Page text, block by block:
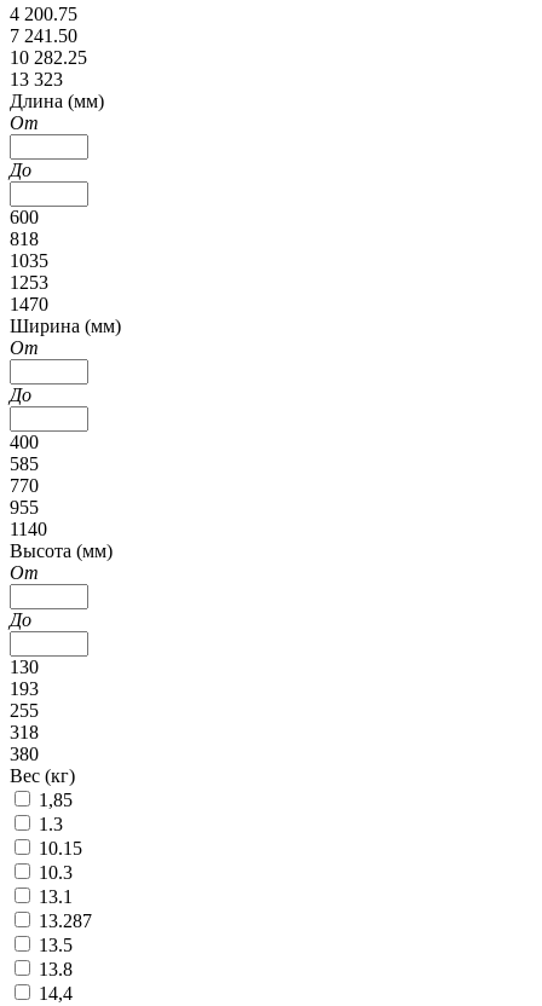
4 200.75
7 241.50
10 282.25
13 323
Длина (мм)
От
До
600
818
1035
1253
1470
Ширина (мм)
От
До
400
585
770
955
1140
Высота (мм)
От
До
130
193
255
318
380
Вес (кг)
1,85
1.3
10.15
10.3
13.1
13.287
13.5
13.8
14,4